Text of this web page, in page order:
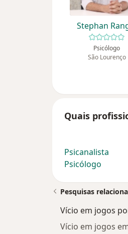
Stephan
Psicólogo
São Lourenço
Quais
Psicanalista
Psicólogo
Pesquisas
Vício em jogos
Vício em jogos